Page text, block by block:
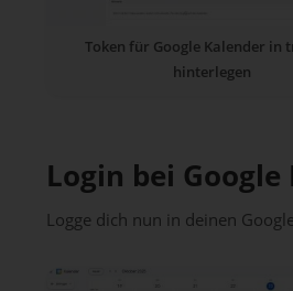
Token für Google Kalender in
hinterlegen
Login bei Google
Logge dich nun in deinen